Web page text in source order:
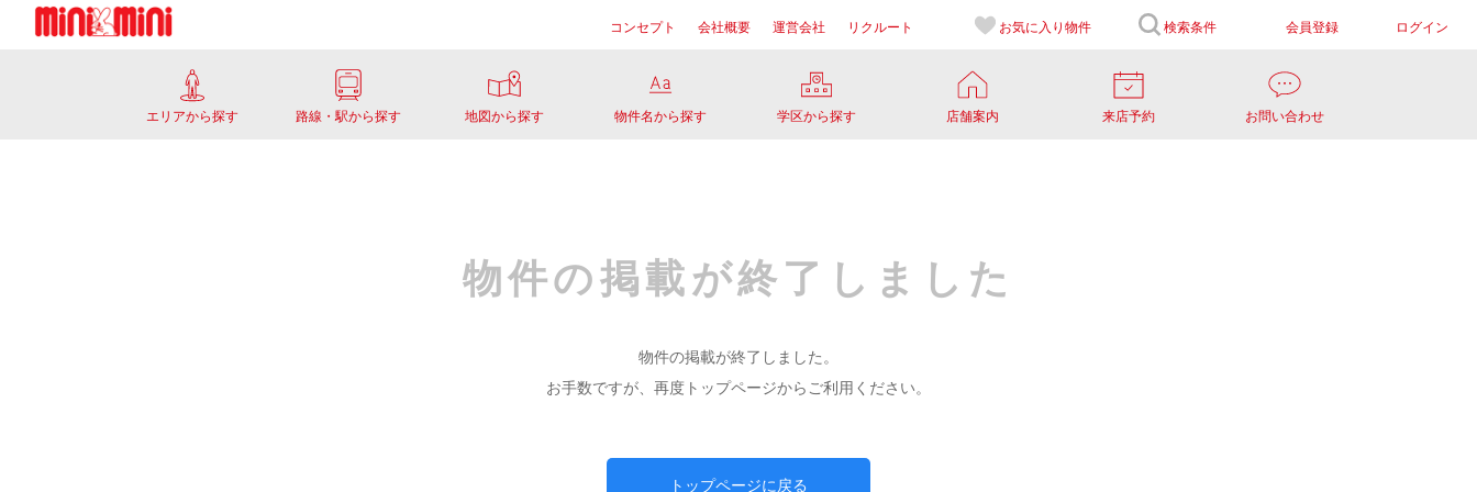
コンセプト 会社概要 運営会社 リクルート お気に入り 物件 検索条件 会員登録 ログイン
エリアから探す 路線・駅から探す 地図から探す 物件名から探す 学区から探す 店舗案内 来店予約 お問い合わせ
物件の掲載が終了しました
物件の掲載が終了しました。
お手数ですが、再度トップページからご利用ください。
トップページに戻る